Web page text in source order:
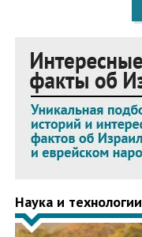
Наука и технологии